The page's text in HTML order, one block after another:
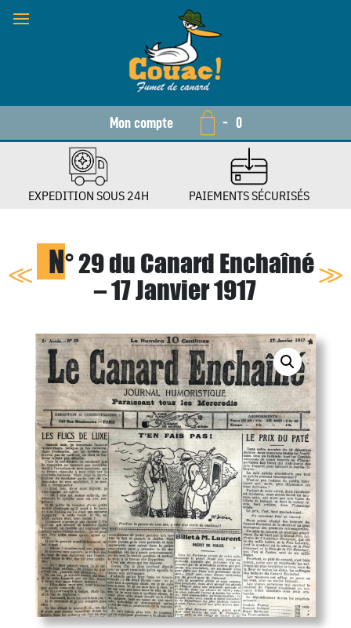
Mon compte - 0
EXPEDITION SOUS 24H PAIEMENTS SÉCURISÉS
N° 29 du Canard Enchaîné
– 17 Janvier 1917